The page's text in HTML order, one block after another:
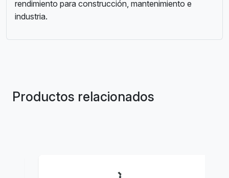
rendimiento para construcción, mantenimiento e
industria.
Productos relacionados